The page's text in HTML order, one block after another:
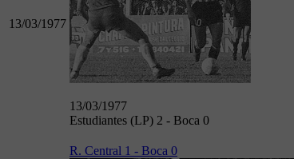
13/03/1977
13/03/1977
Estudiantes (LP) 2 - Boca 0
R. Central 1 - Boca 0